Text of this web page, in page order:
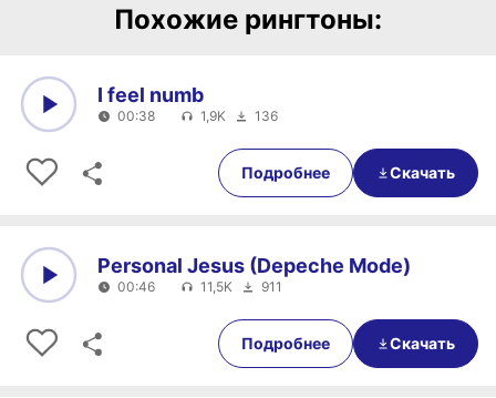
Похожие рингтоны:
00:38
I feel numb
00:38 1,9K 136
Подробнее Скачать
00:46
Personal Jesus (Depeche Mode)
00:46 11,5K 911
Подробнее Скачать